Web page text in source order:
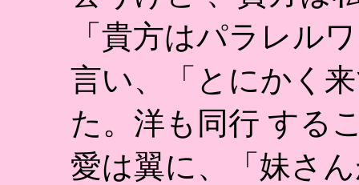
「貴方はパラレル
言い、「とにかく
た。洋も同行 する
愛は翼に、「妹さ